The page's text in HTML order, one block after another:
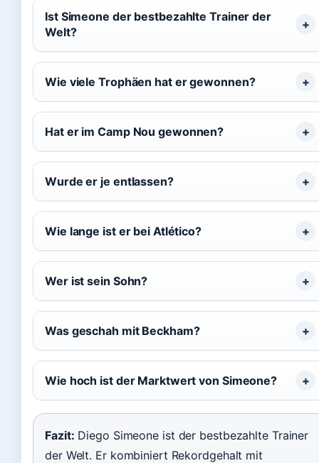
Ist Simeone der bestbezahlte Trainer der
Welt?
Wie viele Trophäen hat er gewonnen?
Hat er im Camp Nou gewonnen?
Wurde er je entlassen?
Wie lange ist er bei Atlético?
Wer ist sein Sohn?
Was geschah mit Beckham?
Wie hoch ist der Marktwert von Simeone?
Fazit: Diego Simeone ist der bestbezahlte Trainer
der Welt. Er kombiniert Rekordgehalt mit